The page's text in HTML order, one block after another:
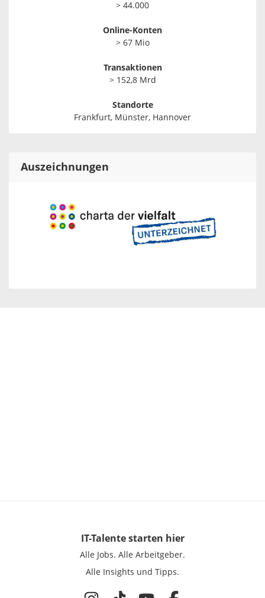
> 44.000
Online-Konten
> 67 Mio
Transaktionen
> 152,8 Mrd
Standorte
Frankfurt, Münster, Hannover
Auszeichnungen
IT-Talentestarten hier
Alle Jobs. Alle Arbeitgeber.
Alle Insights und Tipps.